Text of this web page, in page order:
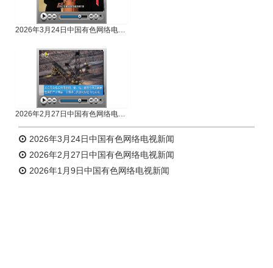
2026年3月24日中国有色网络电视新闻
2026年2月27日中国有色网络电视新闻
2026年3月24日中国有色网络电视新闻
2026年2月27日中国有色网络电视新闻
2026年1月9日中国有色网络电视新闻